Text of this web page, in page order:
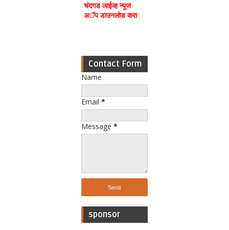
चंदगड लाईव्ह न्युज
अॅप डाउनलोड करा
Contact Form
Name
Email *
Message *
sponsor